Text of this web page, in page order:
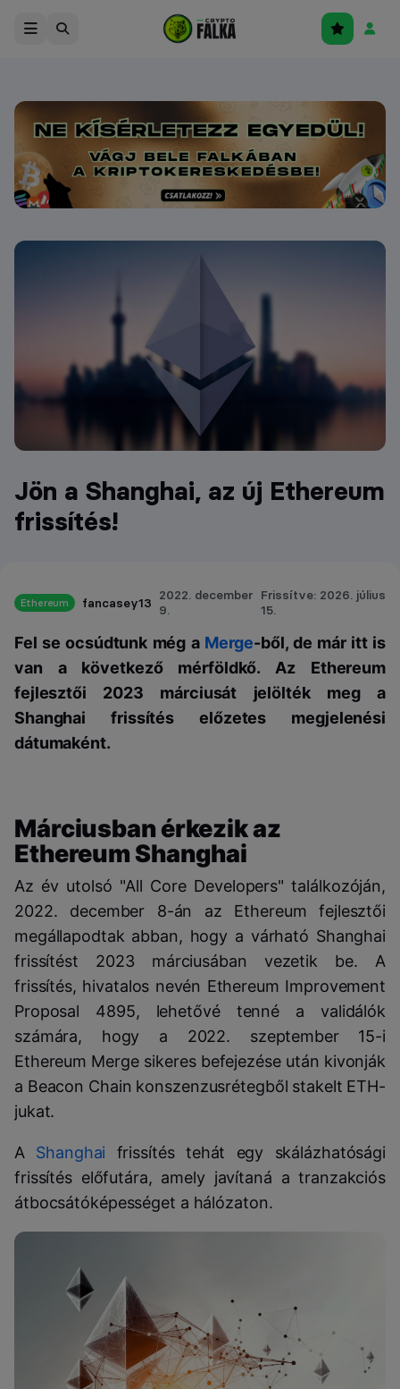
Jön a Shanghai, az új Ethereum
frissítés!
Ethereum fancasey13 2022. december
9.
Frissítve: 2026. július
15.
Fel se ocsúdtunk még a Merge-ből, de már itt is
van a következő mérföldkő. Az Ethereum
fejlesztői 2023 márciusát jelölték meg a
Shanghai frissítés előzetes megjelenési
dátumaként.
Márciusban érkezik az
Ethereum Shanghai
Az év utolsó "All Core Developers" találkozóján,
2022. december 8-án az Ethereum fejlesztői
megállapodtak abban, hogy a várható Shanghai
frissítést 2023 márciusában vezetik be. A
frissítés, hivatalos nevén Ethereum Improvement
Proposal 4895, lehetővé tenné a validálók
számára, hogy a 2022. szeptember 15-i
Ethereum Merge sikeres befejezése után kivonják
a Beacon Chain konszenzusrétegből stakelt ETH-
jukat.
A Shanghai frissítés tehát egy skálázhatósági
frissítés előfutára, amely javítaná a tranzakciós
átbocsátóképességet a hálózaton.